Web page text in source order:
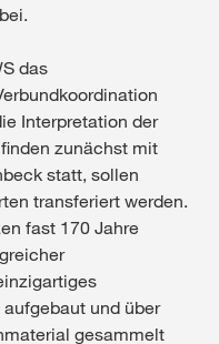
das
Interpretation der
zunächst mit
statt, sollen
transferiert werden.
fast 170 Jahre
und über
gesammelt